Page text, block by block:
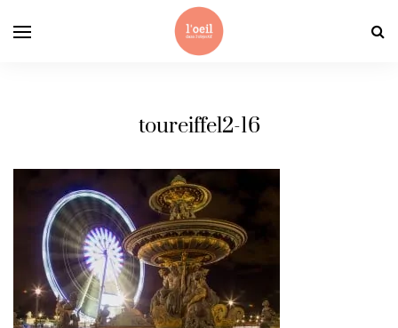
toureiffel2-16